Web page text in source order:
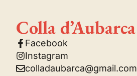
Colla d’Aubarca
Facebook
Instagram
colladaubarca@gmail.com